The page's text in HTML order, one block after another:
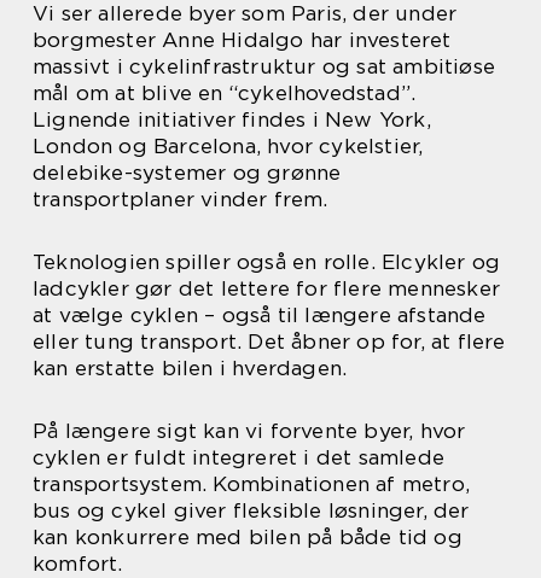
Vi ser allerede byer som Paris, der under
borgmester Anne Hidalgo har investeret
massivt i cykelinfrastruktur og sat ambitiøse
mål om at blive en “cykelhovedstad”.
Lignende initiativer findes i New York,
London og Barcelona, hvor cykelstier,
delebike-systemer og grønne
transportplaner vinder frem.
Teknologien spiller også en rolle. Elcykler og
ladcykler gør det lettere for flere mennesker
at vælge cyklen – også til længere afstande
eller tung transport. Det åbner op for, at flere
kan erstatte bilen i hverdagen.
På længere sigt kan vi forvente byer, hvor
cyklen er fuldt integreret i det samlede
transportsystem. Kombinationen af metro,
bus og cykel giver fleksible løsninger, der
kan konkurrere med bilen på både tid og
komfort.